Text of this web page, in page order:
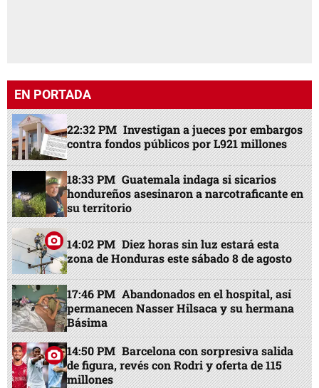
EN PORTADA
22:32 PM Investigan a jueces por embargos
contra fondos públicos por L921 millones
18:33 PM Guatemala indaga si sicarios
hondureños asesinaron a narcotraficante en
su territorio
14:02 PM Diez horas sin luz estará esta
zona de Honduras este sábado 8 de agosto
17:46 PM Abandonados en el hospital, así
permanecen Nasser Hilsaca y su hermana
Básima
14:50 PM Barcelona con sorpresiva salida
de figura, revés con Rodri y oferta de 115
millones